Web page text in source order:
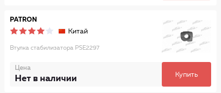
PATRON
Китай
Втулка стабилизатора PSE2297
Цена
Нет в наличии Купить